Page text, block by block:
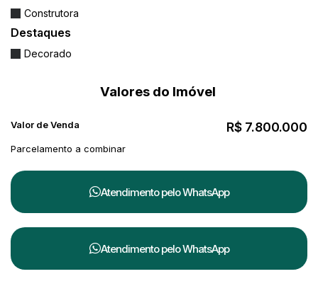
Construtora
Destaques
Decorado
Valores do Imóvel
R$ 7.800.000
Valor de Venda
Parcelamento a combinar
Atendimento peloWhatsApp
Atendimento peloWhatsApp